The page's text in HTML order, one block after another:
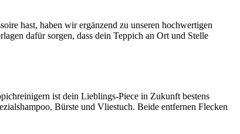
hast, haben wir ergänzend zu unseren hochwertigen
dafür sorgen, dass dein Teppich an Ort und Stelle
ist dein Lieblings-Piece in Zukunft bestens
Bürste und Vliestuch. Beide entfernen Flecken